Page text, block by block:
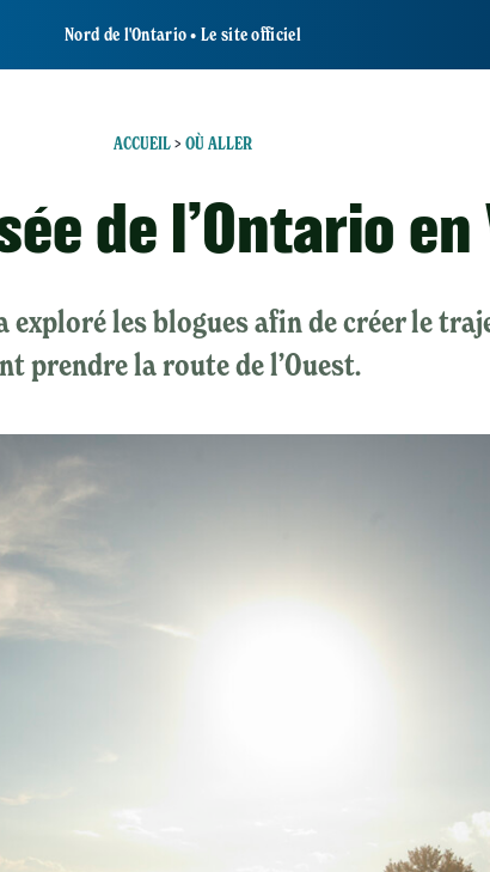
Nord de l'Ontario • Le site officiel
ACCUEIL> OÙ ALLER
de l’Ontario en
exploré les blogues afin de créer le
prendre la route de l’Ouest.